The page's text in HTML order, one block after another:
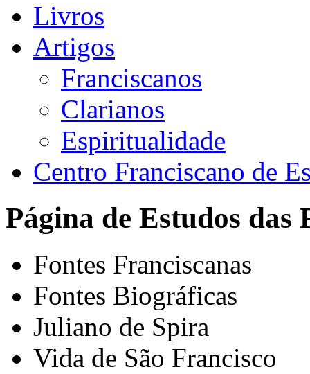
Livros
Artigos
Franciscanos
Clarianos
Espiritualidade
Centro Franciscano de
Página de Estudos das
Fontes Franciscanas
Fontes Biográficas
Juliano de Spira
Vida de São Francisco